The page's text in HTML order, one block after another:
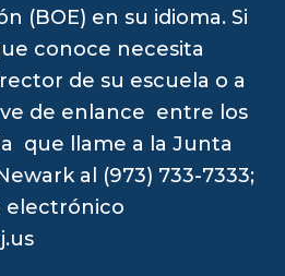
(BOE) en su idioma. Si
conoce necesita
de su escuela o a
de enlance entre los
que llame a la Junta
al (973) 733-7333;
electrónico